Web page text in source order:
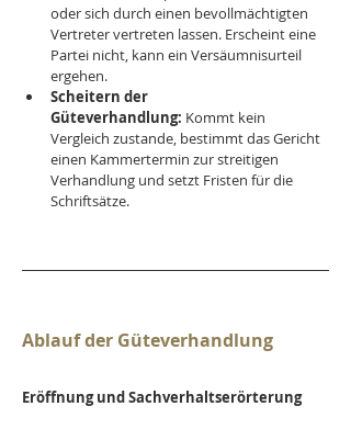
oder sich durch einen bevollmächtigten
Vertreter vertreten lassen. Erscheint eine
Partei nicht, kann ein Versäumnisurteil
ergehen.
Scheitern der
Güteverhandlung: Kommt kein
Vergleich zustande, bestimmt das Gericht
einen Kammertermin zur streitigen
Verhandlung und setzt Fristen für die
Schriftsätze.
Ablauf der Güteverhandlung
Eröffnung und Sachverhaltserörterung